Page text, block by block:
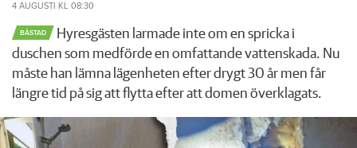
4 AUGUSTI KL 08:30
BÅSTAD
Hyresgästen larmade inte om en spricka i
duschen som medförde en omfattande vattenskada. Nu
måste han lämna lägenheten efter drygt 30 år men får
längre tid på sig att flytta efter att domen överklagats.